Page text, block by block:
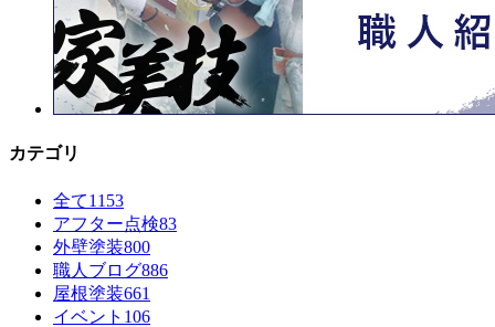
カテゴリ
全て1153
アフター点検83
外壁塗装800
職人ブログ886
屋根塗装661
イベント 106